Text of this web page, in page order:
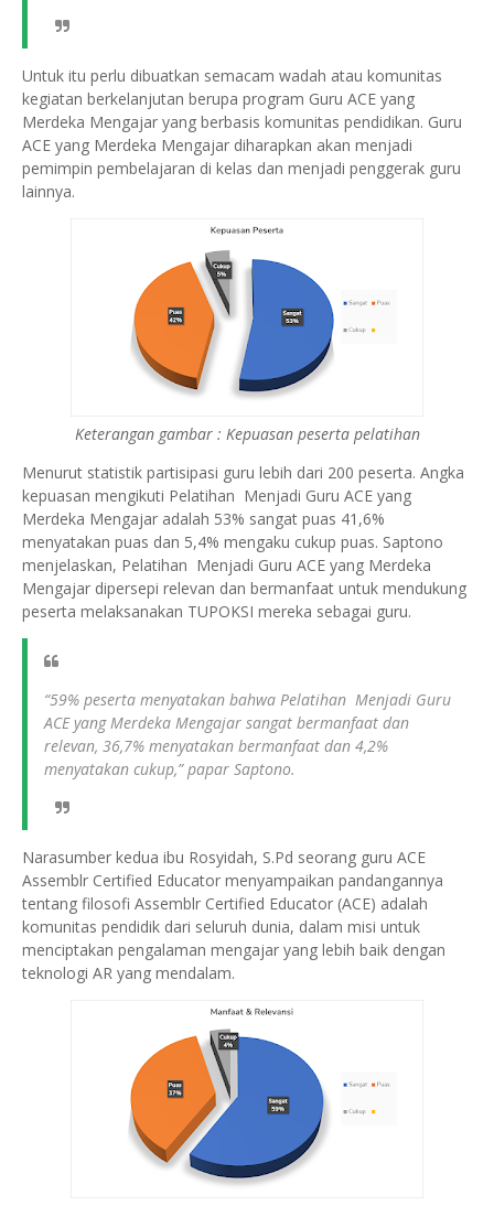
Untuk itu perlu dibuatkan semacam wadah atau komunitas
kegiatan berkelanjutan berupa program Guru ACE yang
Merdeka Mengajar yang berbasis komunitas pendidikan. Guru
ACE yang Merdeka Mengajar diharapkan akan menjadi
pemimpin pembelajaran di kelas dan menjadi penggerak guru
lainnya.
Keterangan gambar : Kepuasan peserta pelatihan
Menurut statistik partisipasi guru lebih dari 200 peserta. Angka
kepuasan mengikuti Pelatihan Menjadi Guru ACE yang
Merdeka Mengajar adalah 53% sangat puas 41,6%
menyatakan puas dan 5,4% mengaku cukup puas. Saptono
menjelaskan, Pelatihan Menjadi Guru ACE yang Merdeka
Mengajar dipersepi relevan dan bermanfaat untuk mendukung
peserta melaksanakan TUPOKSI mereka sebagai guru.
“59% peserta menyatakan bahwa Pelatihan Menjadi Guru
ACE yang Merdeka Mengajar sangat bermanfaat dan
relevan, 36,7% menyatakan bermanfaat dan 4,2%
menyatakan cukup,” papar Saptono.
Narasumber kedua ibu Rosyidah, S.Pd seorang guru ACE
Assemblr Certified Educator menyampaikan pandangannya
tentang filosofi Assemblr Certified Educator (ACE) adalah
komunitas pendidik dari seluruh dunia, dalam misi untuk
menciptakan pengalaman mengajar yang lebih baik dengan
teknologi AR yang mendalam.